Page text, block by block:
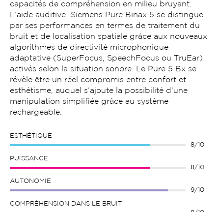
capacités de compréhension en milieu bruyant.
L’aide auditive Siemens Pure Binax 5 se distingue
par ses performances en termes de traitement du
bruit et de localisation spatiale grâce aux nouveaux
algorithmes de directivité microphonique
adaptative (SuperFocus, SpeechFocus ou TruEar)
activés selon la situation sonore. Le Pure 5 Bx se
révèle être un réel compromis entre confort et
esthétisme, auquel s’ajoute la possibilité d’une
manipulation simplifiée grâce au système
rechargeable.
ESTHÉTIQUE
8/10
PUISSANCE
8/10
AUTONOMIE
9/10
COMPRÉHENSION DANS LE BRUIT